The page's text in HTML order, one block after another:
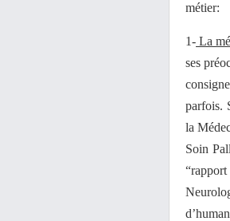
métier:
1- La
ses
parfois.
la
Soin